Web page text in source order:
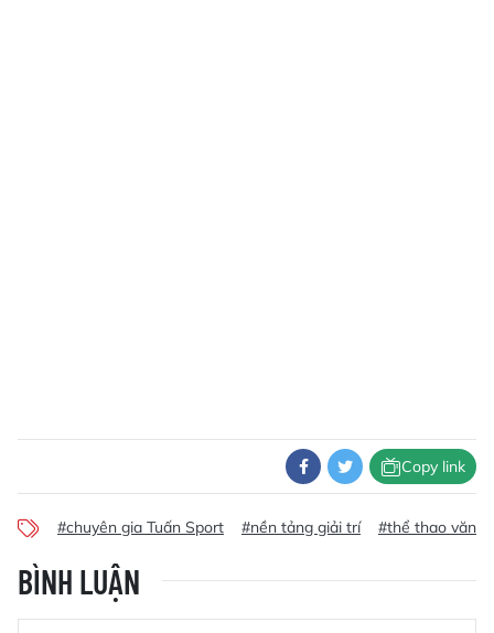
Copy link
#chuyên gia Tuấn Sport #nền tảng giải trí #thể thao văn
BÌNH LUẬN